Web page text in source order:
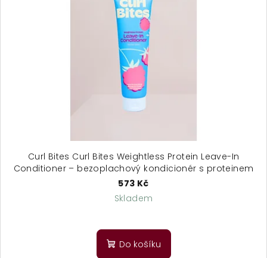
Curl Bites Curl Bites Weightless Protein Leave-In
Conditioner – bezoplachový kondicionér s proteinem
573 Kč
Skladem
Do košíku